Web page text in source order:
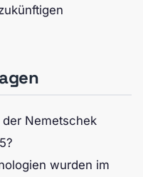
Nemetschek
wurden im